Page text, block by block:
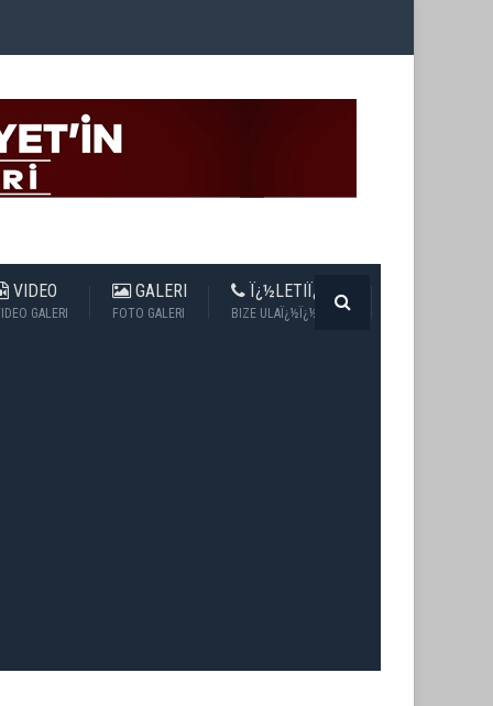
VIDEO
GALERI
GALERI
FOTO GALERI
Ï¿½LETIÏ¿½IM
BIZE ULAÏ¿½Ï¿½N